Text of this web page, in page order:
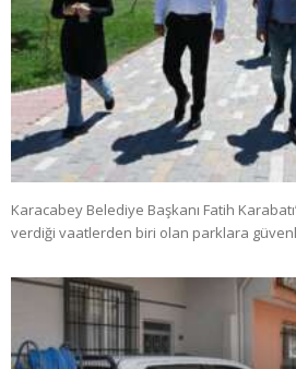
Karacabey Belediye Başkanı Fatih
verdiği vaatlerden biri olan parklara